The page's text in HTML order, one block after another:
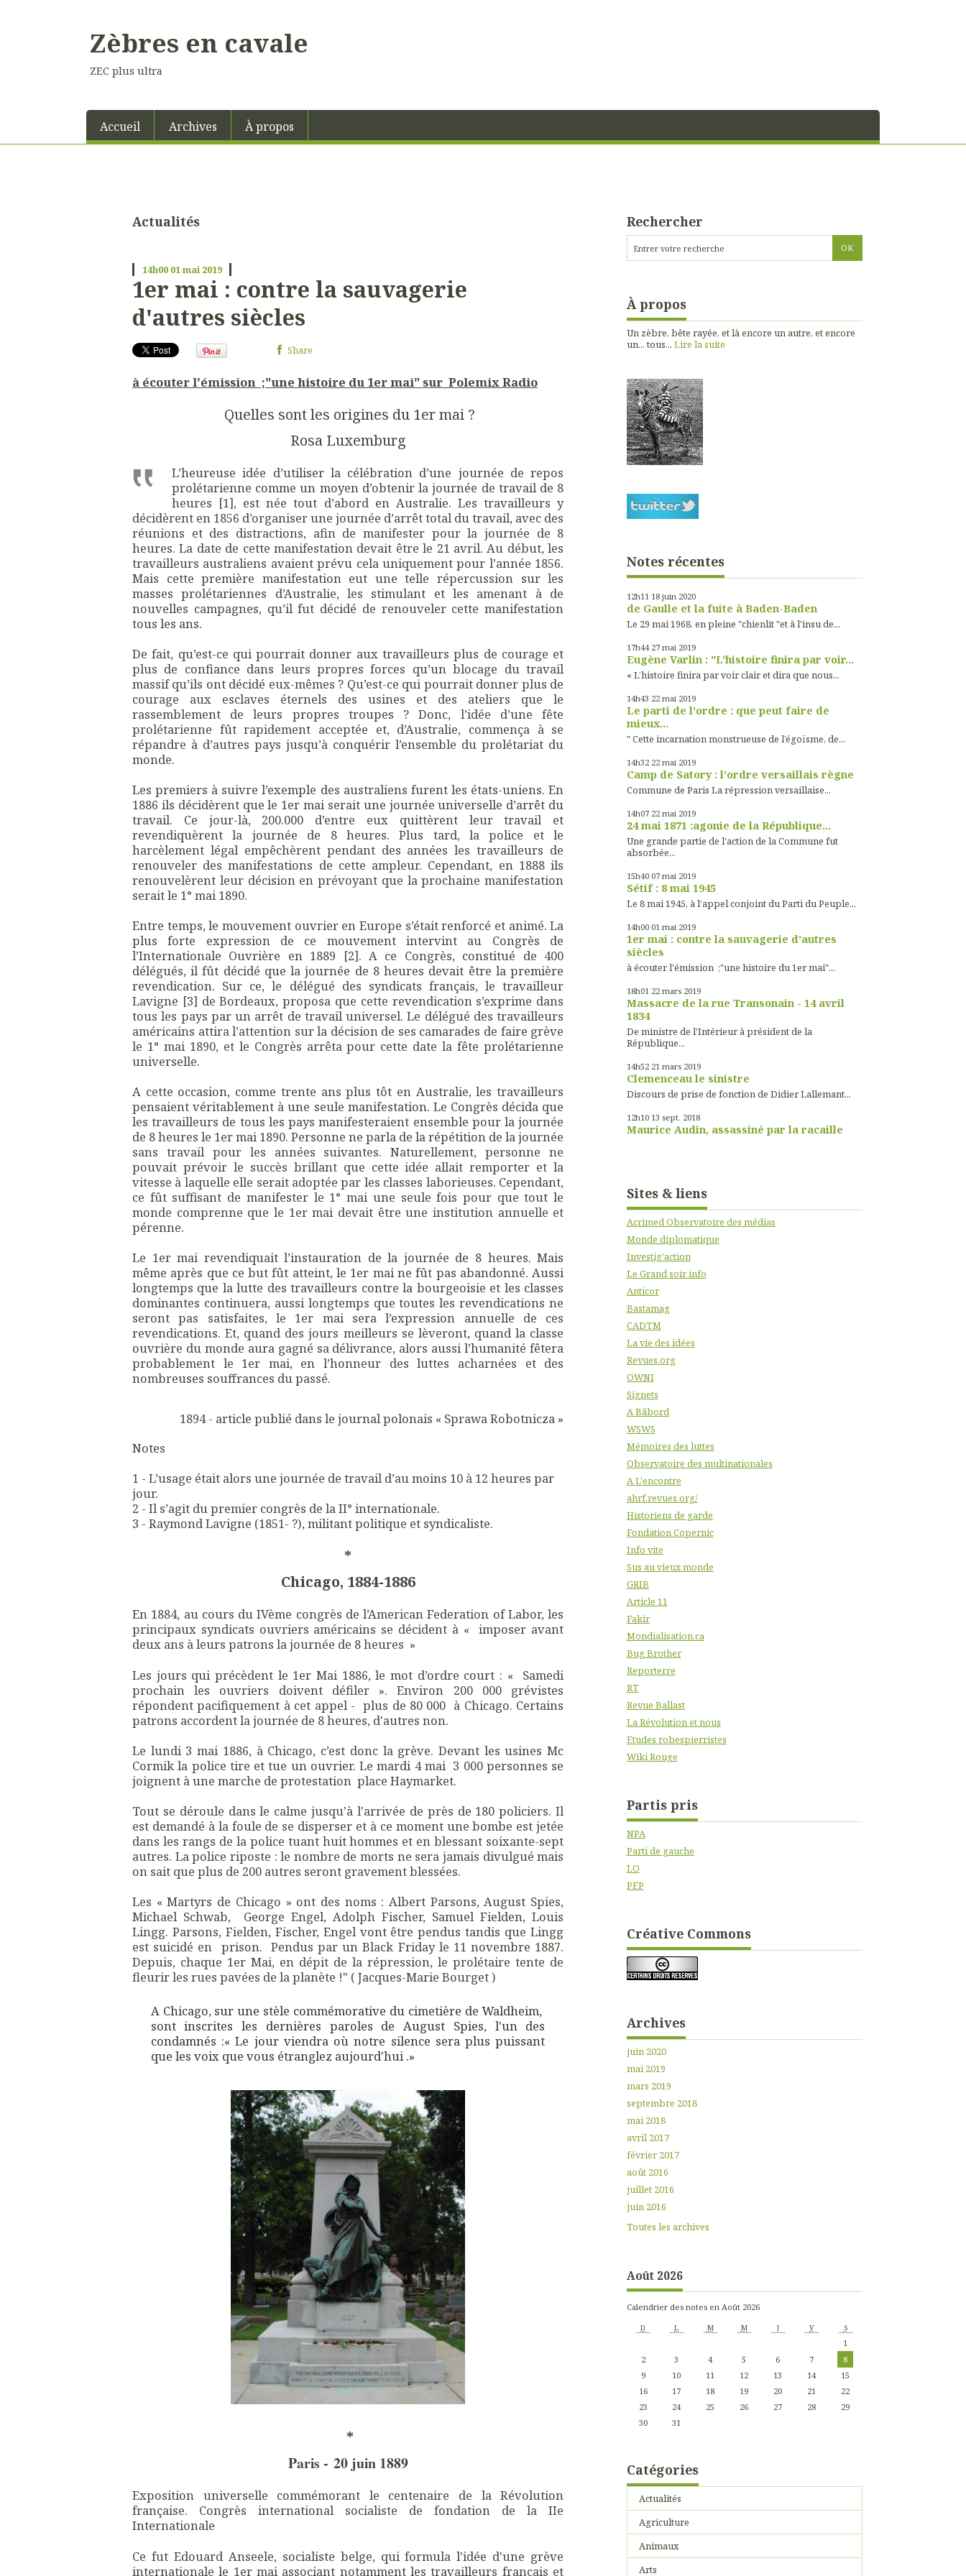
Zèbres en cavale
ZEC plus ultra
Accueil Archives À propos
Actualités
14h00 01mai 2019
1er mai : contre la sauvagerie
d'autres siècles
Share
à écouter l'émission ;"une histoire du 1er mai" sur Polemix Radio
Quelles sont les origines du 1er mai ?
Rosa Luxemburg
L’heureuse idée d’utiliser la célébration d’une journée de repos
prolétarienne comme un moyen d’obtenir la journée de travail de 8
heures [1], est née tout d’abord en Australie. Les travailleurs y
décidèrent en 1856 d’organiser une journée d’arrêt total du travail, avec des
réunions et des distractions, afin de manifester pour la journée de 8
heures. La date de cette manifestation devait être le 21 avril. Au début, les
travailleurs australiens avaient prévu cela uniquement pour l’année 1856.
Mais cette première manifestation eut une telle répercussion sur les
masses prolétariennes d’Australie, les stimulant et les amenant à de
nouvelles campagnes, qu’il fut décidé de renouveler cette manifestation
tous les ans.
De fait, qu’est-ce qui pourrait donner aux travailleurs plus de courage et
plus de confiance dans leurs propres forces qu’un blocage du travail
massif qu’ils ont décidé eux-mêmes ? Qu’est-ce qui pourrait donner plus de
courage aux esclaves éternels des usines et des ateliers que le
rassemblement de leurs propres troupes ? Donc, l’idée d’une fête
prolétarienne fût rapidement acceptée et, d’Australie, commença à se
répandre à d’autres pays jusqu’à conquérir l’ensemble du prolétariat du
monde.
Les premiers à suivre l’exemple des australiens furent les états-uniens. En
1886 ils décidèrent que le 1er mai serait une journée universelle d’arrêt du
travail. Ce jour-là, 200.000 d’entre eux quittèrent leur travail et
revendiquèrent la journée de 8 heures. Plus tard, la police et le
harcèlement légal empêchèrent pendant des années les travailleurs de
renouveler des manifestations de cette ampleur. Cependant, en 1888 ils
renouvelèrent leur décision en prévoyant que la prochaine manifestation
serait le 1° mai 1890.
Entre temps, le mouvement ouvrier en Europe s’était renforcé et animé. La
plus forte expression de ce mouvement intervint au Congrès de
l’Internationale Ouvrière en 1889 [2]. A ce Congrès, constitué de 400
délégués, il fût décidé que la journée de 8 heures devait être la première
revendication. Sur ce, le délégué des syndicats français, le travailleur
Lavigne [3] de Bordeaux, proposa que cette revendication s’exprime dans
tous les pays par un arrêt de travail universel. Le délégué des travailleurs
américains attira l’attention sur la décision de ses camarades de faire grève
le 1° mai 1890, et le Congrès arrêta pour cette date la fête prolétarienne
universelle.
A cette occasion, comme trente ans plus tôt en Australie, les travailleurs
pensaient véritablement à une seule manifestation. Le Congrès décida que
les travailleurs de tous les pays manifesteraient ensemble pour la journée
de 8 heures le 1er mai 1890. Personne ne parla de la répétition de la journée
sans travail pour les années suivantes. Naturellement, personne ne
pouvait prévoir le succès brillant que cette idée allait remporter et la
vitesse à laquelle elle serait adoptée par les classes laborieuses. Cependant,
ce fût suffisant de manifester le 1° mai une seule fois pour que tout le
monde comprenne que le 1er mai devait être une institution annuelle et
pérenne.
Le 1er mai revendiquait l’instauration de la journée de 8 heures. Mais
même après que ce but fût atteint, le 1er mai ne fût pas abandonné. Aussi
longtemps que la lutte des travailleurs contre la bourgeoisie et les classes
dominantes continuera, aussi longtemps que toutes les revendications ne
seront pas satisfaites, le 1er mai sera l’expression annuelle de ces
revendications. Et, quand des jours meilleurs se lèveront, quand la classe
ouvrière du monde aura gagné sa délivrance, alors aussi l’humanité fêtera
probablement le 1er mai, en l’honneur des luttes acharnées et des
nombreuses souffrances du passé.
1894 - article publié dans le journal polonais « Sprawa Robotnicza »
Notes
1 - L’usage était alors une journée de travail d’au moins 10 à 12 heures par
jour.
2 - Il s’agit du premier congrès de la II° internationale.
3 - Raymond Lavigne (1851- ?), militant politique et syndicaliste.
*
Chicago, 1884-1886
En 1884, au cours du IVème congrès de l’American Federation of Labor, les
principaux syndicats ouvriers américains se décident à « imposer avant
deux ans à leurs patrons la journée de 8 heures »
Les jours qui précèdent le 1er Mai 1886, le mot d’ordre court : « Samedi
prochain les ouvriers doivent défiler ». Environ 200 000 grévistes
répondent pacifiquement à cet appel - plus de 80 000 à Chicago. Certains
patrons accordent la journée de 8 heures, d'autres non.
Le lundi 3 mai 1886, à Chicago, c’est donc la grève. Devant les usines Mc
Cormik la police tire et tue un ouvrier. Le mardi 4 mai 3 000 personnes se
joignent à une marche de protestation place Haymarket.
Tout se déroule dans le calme jusqu’à l'arrivée de près de 180 policiers. Il
est demandé à la foule de se disperser et à ce moment une bombe est jetée
dans les rangs de la police tuant huit hommes et en blessant soixante-sept
autres. La police riposte : le nombre de morts ne sera jamais divulgué mais
on sait que plus de 200 autres seront gravement blessées.
Les « Martyrs de Chicago » ont des noms : Albert Parsons, August Spies,
Michael Schwab, George Engel, Adolph Fischer, Samuel Fielden, Louis
Lingg. Parsons, Fielden, Fischer, Engel vont être pendus tandis que Lingg
est suicidé en prison. Pendus par un Black Friday le 11 novembre 1887.
Depuis, chaque 1er Mai, en dépit de la répression, le prolétaire tente de
fleurir les rues pavées de la planète !" ( Jacques-Marie Bourget )
A Chicago, sur une stèle commémorative du cimetière de Waldheim,
sont inscrites les dernières paroles de August Spies, l'un des
condamnés :« Le jour viendra où notre silence sera plus puissant
que les voix que vous étranglez aujourd'hui .»
*
Paris - 20 juin 1889
Exposition universelle commémorant le centenaire de la Révolution
française. Congrès international socialiste de fondation de la IIe
Internationale
Ce fut Edouard Anseele, socialiste belge, qui formula l'idée d'une grève
internationale le 1er mai associant notamment les travailleurs français et
Rechercher
À propos
Un zèbre, bête rayée, et là encore un autre, et encore
un... tous... Lire la suite
Notes récentes
12h11 18 juin 2020
de Gaulle et la fuite à Baden-Baden
Le 29 mai 1968, en pleine "chienlit "et à l'insu de...
17h44 27 mai 2019
Eugène Varlin : "L’histoire finira par voir...
« L’histoire finira par voir clair et dira que nous...
14h43 22 mai 2019
Le parti de l'ordre : que peut faire de
mieux...
" Cette incarnation monstrueuse de l’égoïsme, de...
14h32 22 mai 2019
Camp de Satory : l'ordre versaillais règne
Commune de Paris La répression versaillaise...
14h07 22 mai 2019
24 mai 1871 :agonie de la République...
Une grande partie de l'action de la Commune fut
absorbée...
15h40 07 mai 2019
Sétif : 8 mai 1945
Le 8 mai 1945, à l’appel conjoint du Parti du Peuple...
14h00 01 mai 2019
1er mai : contre la sauvagerie d'autres
siècles
à écouter l'émission ;"une histoire du 1er mai"...
18h01 22 mars 2019
Massacre de la rue Transonain - 14 avril
1834
De ministre de l'Intérieur à président de la
République...
14h52 21 mars 2019
Clemenceau le sinistre
Discours de prise de fonction de Didier Lallemant...
12h10 13 sept. 2018
Maurice Audin, assassiné par la racaille
Sites & liens
Acrimed Observatoire des médias
Monde diplomatique
Investig'action
Le Grand soir info
Anticor
Bastamag
CADTM
La vie des idées
Revues.org
OWNI
Signets
A Bâbord
WSWS
Mémoires des luttes
Observatoire des multinationales
A L'encontre
ahrf.revues.org/
Historiens de garde
Fondation Copernic
Info vite
Sus au vieux monde
GRIB
Article 11
Fakir
Mondialisation.ca
Bug Brother
Reporterre
RT
Revue Ballast
La Révolution et nous
Etudes robespierristes
Wiki Rouge
Partis pris
NPA
Parti de gauche
LO
PEP
Créative Commons
Archives
juin 2020
mai 2019
mars 2019
septembre 2018
mai 2018
avril 2017
février 2017
août 2016
juillet 2016
juin 2016
Toutes les archives
Août 2026
Calendrier des notes en Août 2026
D L M M J V S
1
2
3 4 5 6 7
8
9
10 11 12 13 14
15
16
17 18 19 20 21
22
23
24 25 26 27 28
29
30
31
Catégories
Actualités
Agriculture
Animaux
Arts